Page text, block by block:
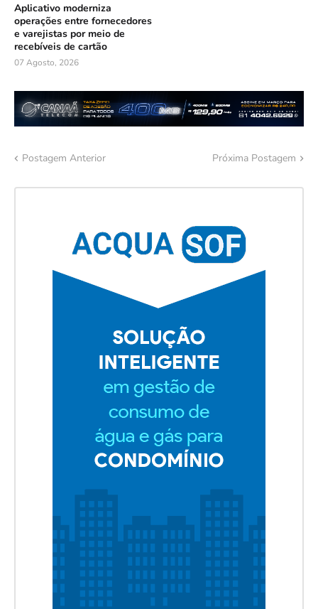
Aplicativo moderniza
operações entre fornecedores
e varejistas por meio de
recebíveis de cartão
07 Agosto, 2026
Postagem Anterior Próxima Postagem